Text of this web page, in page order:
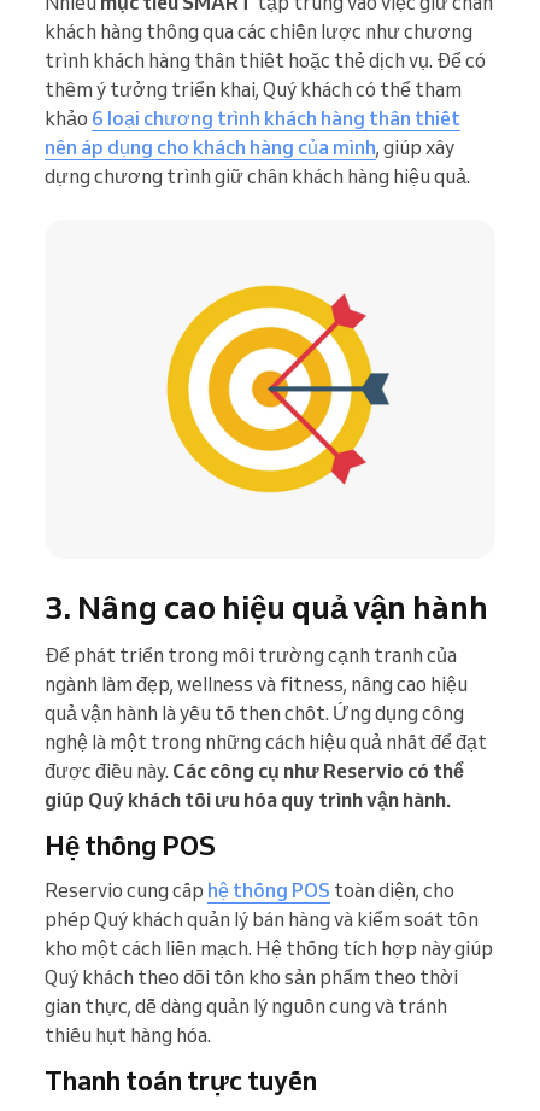
khách hàng thông qua các chiến lược như chương
trình khách hàng thân thiết hoặc thẻ dịch vụ. Để có
thêm ý tưởng triển khai, Quý khách có thể tham
khảo 6 loại chương trình khách hàng thân thiết
nên áp dụng cho khách hàng của mình, giúp xây
dựng chương trình giữ chân khách hàng hiệu quả.
3. Nâng cao hiệu quả vận hành
Để phát triển trong môi trường cạnh tranh của
ngành làm đẹp, wellness và fitness, nâng cao hiệu
quả vận hành là yếu tố then chốt. Ứng dụng công
nghệ là một trong những cách hiệu quả nhất để đạt
được điều này. Các công cụ như Reservio có thể
giúp Quý khách tối ưu hóa quy trình vận hành.
Hệ thống POS
Reservio cung cấp hệ thống POS toàn diện, cho
phép Quý khách quản lý bán hàng và kiểm soát tồn
kho một cách liền mạch. Hệ thống tích hợp này giúp
Quý khách theo dõi tồn kho sản phẩm theo thời
gian thực, dễ dàng quản lý nguồn cung và tránh
thiếu hụt hàng hóa.
Thanh toán trực tuyến